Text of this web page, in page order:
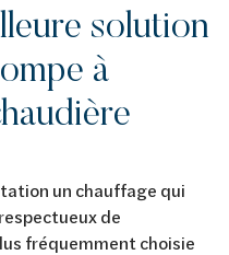
solution
à
un chauffage qui
de
fréquemment choisie